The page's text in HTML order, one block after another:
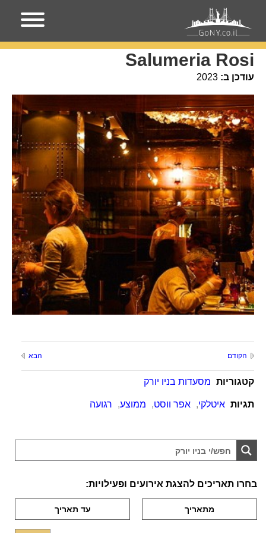
עמוד הבית מקומות בניו-יורק
Salumeria Rosi
עודכן ב: 2023
הקודם הבא
קטגוריות מסעדות בניו יורק
תגיות איטלקי, אפר ווסט, ממוצע, רגועה
בחרו תאריכים להצגת אירועים ופעילויות: